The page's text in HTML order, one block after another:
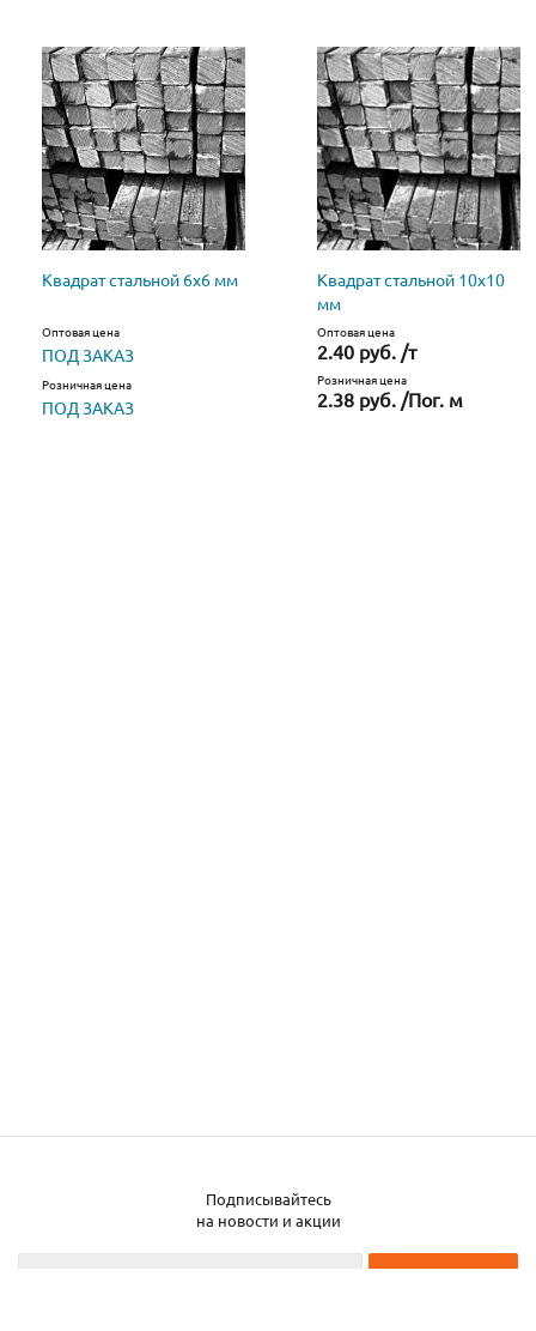
Квадрат стальной 6х6 мм
Оптовая цена
ПОД ЗАКАЗ
Розничная цена
ПОД ЗАКАЗ
Квадрат стальной 10х10
мм
Оптовая цена
2.40 руб. /т
Розничная цена
2.38 руб. /Пог. м
Подписывайтесь
на новости и акции